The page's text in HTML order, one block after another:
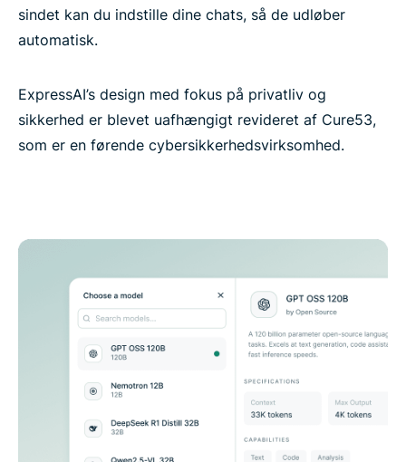
sindet kan du indstille dine chats, så de udløber
automatisk.
ExpressAI’s design med fokus på privatliv og
sikkerhed er blevet uafhængigt revideret af Cure53,
som er en førende cybersikkerhedsvirksomhed.